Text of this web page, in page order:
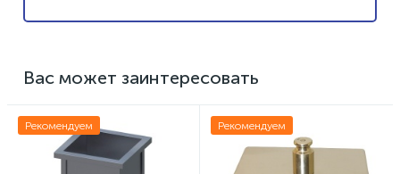
Вас может заинтересовать
Рекомендуем Рекомендуем